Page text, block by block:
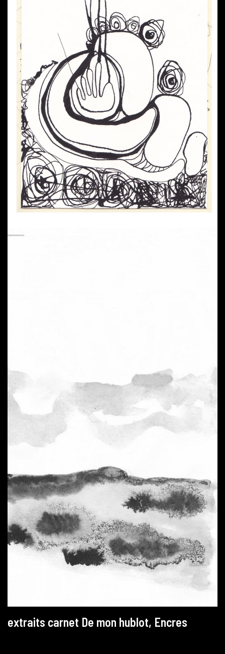
extraits carnet De mon hublot, Encres